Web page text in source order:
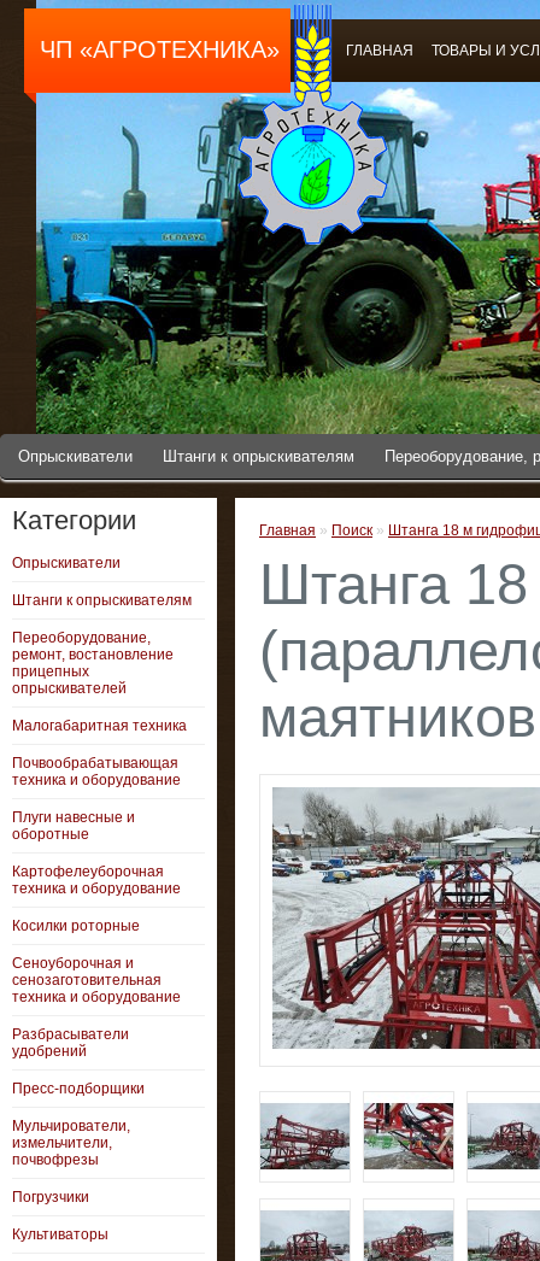
ЧП «АГРОТЕХНИКА» ГЛАВНАЯ ТОВАРЫ И
Опрыскиватели Штанги к опрыскивателям Переоборудование,
Категории
Опрыскиватели
Штанги к опрыскивателям
Переоборудование,
ремонт, востановление
прицепных
опрыскивателей
Малогабаритная техника
Почвообрабатывающая
техника и оборудование
Плуги навесные и
оборотные
Картофелеуборочная
техника и оборудование
Косилки роторные
Сеноуборочная и
сенозаготовительная
техника и оборудование
Разбрасыватели
удобрений
Пресс-подборщики
Мульчирователи,
измельчители,
почвофрезы
Погрузчики
Культиваторы
Главная » Поиск » Штанга 18 м
Штанга